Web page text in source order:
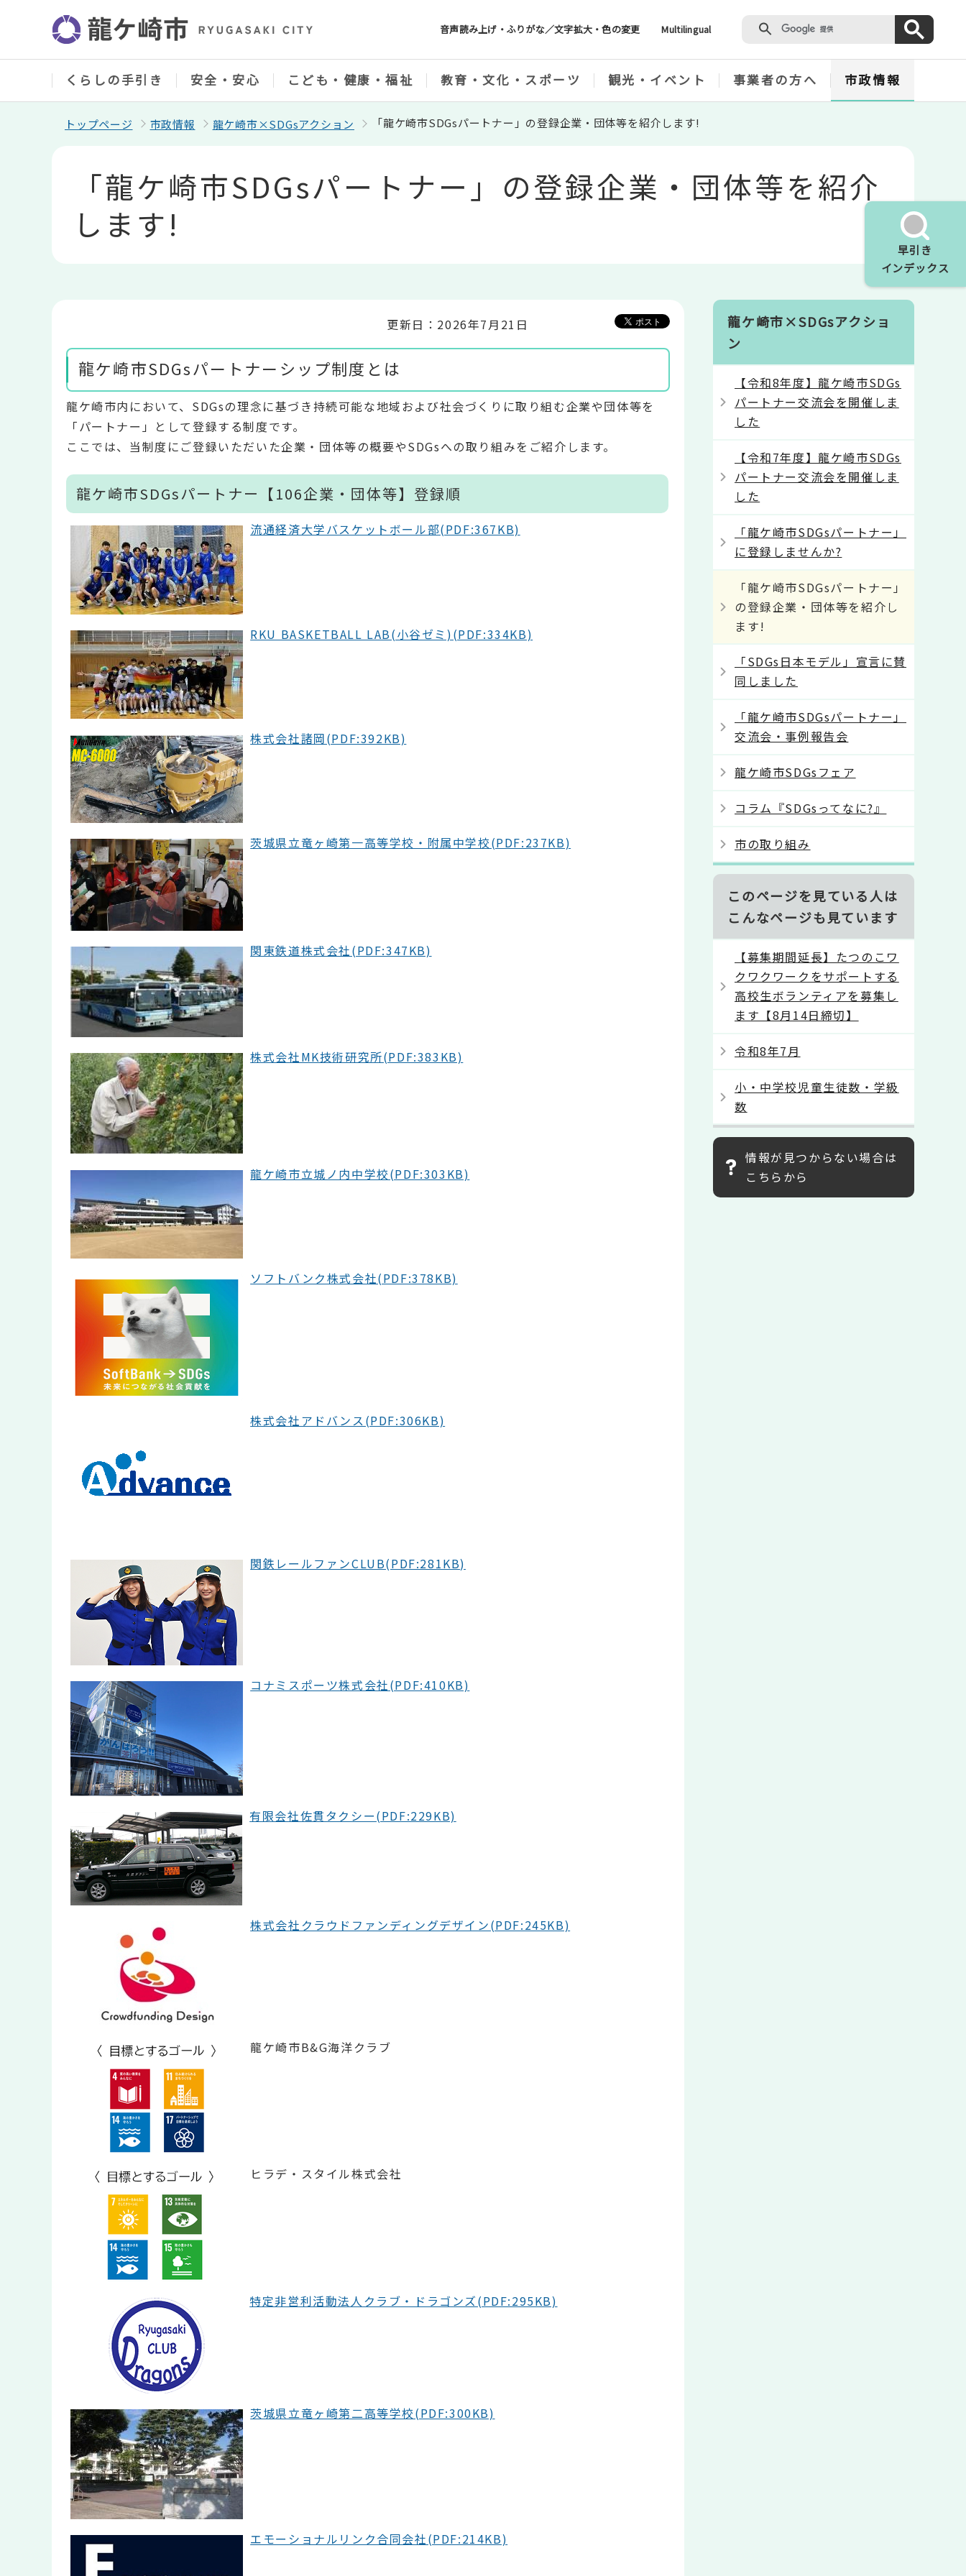
ジ
音声読み上げ・ふりがな／文字拡大・色の変更 Multilingual
早引き
インデックス
くらしの手引き 安全・安心 こども・健康・福祉 教育・文化・スポーツ 観光・イベント 事業者の方へ 市政情報
トップページ 市政情報 龍ケ崎市×SDGsアクション 「龍ケ崎市SDGsパートナー」の登録企業・団体等を紹介します!
「龍ケ崎市SDGsパートナー」の登録企業・団体等を紹介
します!
更新日：2026年7月21日
龍ケ崎市SDGsパートナーシップ制度とは
龍ケ崎市内において、SDGsの理念に基づき持続可能な地域および社会づくりに取り組む企業や団体等を
「パートナー」として登録する制度です。
ここでは、当制度にご登録いただいた企業・団体等の概要やSDGsへの取り組みをご紹介します。
龍ケ崎市SDGsパートナー【106企業・団体等】登録順
流通経済大学バスケットボール部(PDF:367KB)
RKU BASKETBALL LAB(小谷ゼミ)(PDF:334KB)
株式会社諸岡(PDF:392KB)
茨城県立竜ヶ崎第一高等学校・附属中学校(PDF:237KB)
関東鉄道株式会社(PDF:347KB)
株式会社MK技術研究所(PDF:383KB)
龍ケ崎市立城ノ内中学校(PDF:303KB)
ソフトバンク株式会社(PDF:378KB)
株式会社アドバンス(PDF:306KB)
関鉄レールファンCLUB(PDF:281KB)
コナミスポーツ株式会社(PDF:410KB)
有限会社佐貫タクシー(PDF:229KB)
株式会社クラウドファンディングデザイン(PDF:245KB)
龍ケ崎市B&G海洋クラブ
ヒラデ・スタイル株式会社
特定非営利活動法人クラブ・ドラゴンズ(PDF:295KB)
茨城県立竜ヶ崎第二高等学校(PDF:300KB)
エモーショナルリンク合同会社(PDF:214KB)
龍ケ崎市×SDGsアクショ
ン
【令和8年度】龍ケ崎市SDGs
パートナー交流会を開催しま
した
【令和7年度】龍ケ崎市SDGs
パートナー交流会を開催しま
した
「龍ケ崎市SDGsパートナー」
に登録しませんか?
「龍ケ崎市SDGsパートナー」
の登録企業・団体等を紹介し
ます!
「SDGs日本モデル」宣言に賛
同しました
「龍ケ崎市SDGsパートナー」
交流会・事例報告会
龍ケ崎市SDGsフェア
コラム『SDGsってなに?』
市の取り組み
このページを見ている人は
こんなページも見ています
【募集期間延長】たつのこワ
クワクワークをサポートする
高校生ボランティアを募集し
ます【8月14日締切】
令和8年7月
小・中学校児童生徒数・学級
数
情報が見つからない場合は
こちらから